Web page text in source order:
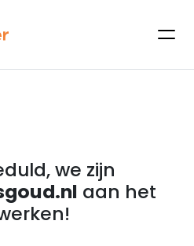
we zijn
aan het